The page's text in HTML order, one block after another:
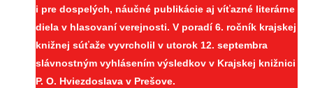
i pre dospelých, náučné publikácie aj víťazné literárne
diela v hlasovaní verejnosti. V poradí 6. ročník krajskej
knižnej súťaže vyvrcholil v utorok 12. septembra
slávnostným vyhlásením výsledkov v Krajskej knižnici
P. O. Hviezdoslava v Prešove.